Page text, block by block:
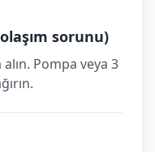
sorunu)
Pompa veya 3